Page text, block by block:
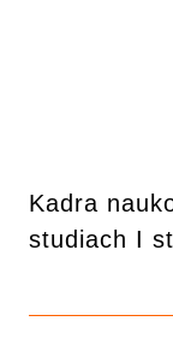
Kadra
studiach I